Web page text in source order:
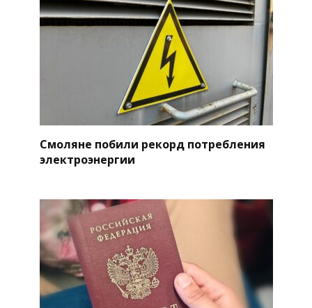
Смоляне побили рекорд потребления
электроэнергии